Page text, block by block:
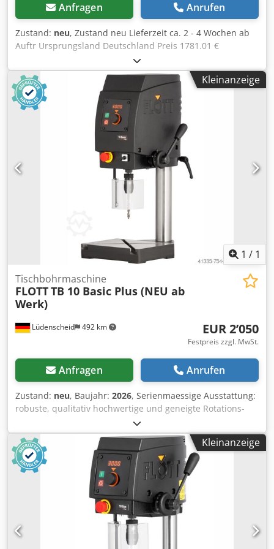
Anfragen Anrufen
Zustand: neu, Zustand neu Lieferzeit ca. 2 - 4 Wochen ab
Auftr Ursprungsland Deutschland Preis 1781.01 €
Bohrleistung in Baustahl 10 mm Aufnahme B 16
Ausladung 180 mm Drehzahlen 250 - 3000 U/min Motor
0,45 kW Länge 400 mm Breite 248 mm Höhe 460 mm
Gewicht 30 kg Pinolenhub 50 mm Abstand Spindel - Tisch
105 - 245 mm Tisch 300 x 200 mm Säulendurchmesser 50
mm Dauer-/Normalbohrleistung 10 / 12 (in E335/ST60)
Manueller Vorschub Digitale Drehzahlanzeige Dodpeynmz
Nofx Ahzsck Robuste, qualitativ hochwertige und geneigte
Rotations-Haube für einfaches Ablesen der Drehzahl LED-
Beleuchtung Schnell verstellbarer und ergonomischer
Bohrtiefenanschlag Stufenlose Drehzahlregelung u?ber
mittigen Drehknopf NOT-AUS-Schlagtaster Thermischer
Überlastungsschutz Unterspannungsauslöser Bohrschutz
mit elektr. Absicherung Anschlußkabel mit Schuko-Stecker
(1,2 m) 3 Jahre Garantie bei Einschichtbetrieb OPTIONEN:
Maschinenschrank mit Tür und Schublade Bohrpaket 2
(Schraubstock & Schnellspannbohrfutter)
Kleinanzeige
1 / 1
Lüdenscheid 492 km
Tischbohrmaschine
FLOTTTB 10 Basic Plus (NEU ab
Werk)
EUR 2’050
Festpreis zzgl. MwSt.
Anfragen Anrufen
Zustand: neu, Baujahr: 2026, Serienmaessige Ausstattung:
robuste, qualitativ hochwertige und geneigte Rotations-
Haube fuer einfaches Ablesen der Drehzahl LED-
Beleuchtung schnell verstellbarer und ergonomischer
Bohrtiefenanschlag stufenlose Drehzahlregelung
Anschlusskabel mit SCHUCO-Stecker (1,2 m)
Unterspannungsausloeser Bohrschutz mit elektr.
Absicherung thermischer Ueberlastungsschutz Not-Aus-
Schlagtaster Gewicht in kg: 44 Motor kW: 0,45
Wechselstrom 230 V Drehzahl 1/min: 250-3000
Bohrleistung mm: - Stahl Ø 12 mm - Aluminium Ø 20 mm -
Weichholz Ø 40 mm - Bohrtiefe 60 mm - Ausladung 220
Kleinanzeige